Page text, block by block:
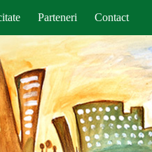
Parteneri Contact